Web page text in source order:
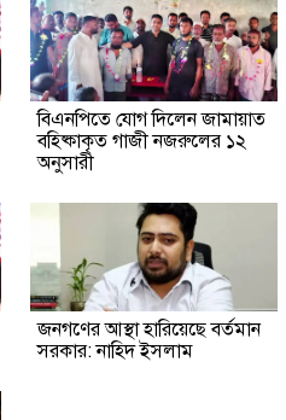
বিএনপিতে যোগ দিলেন জামায়াত
বহিষ্কাকৃত গাজী নজরুলের ১২
অনুসারী
জনগণের আস্থা হারিয়েছে বর্তমান
সরকার: নাহিদ ইসলাম